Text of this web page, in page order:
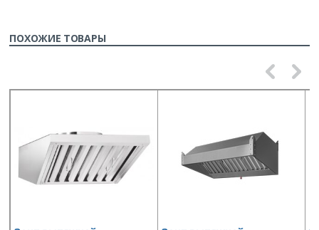
ПОХОЖИЕ ТОВАРЫ